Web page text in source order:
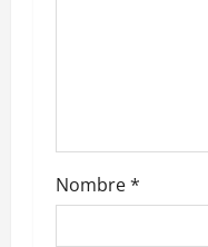
a
s
Nombre*